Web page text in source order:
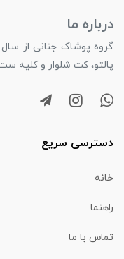
درباره ما
پالتو، کت شلوار و کلیه
دسترسی سریع
خانه
راهنما
تماس با ما